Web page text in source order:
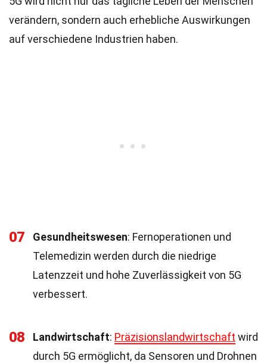
verändern, sondern auch erhebliche Auswirkungen
auf verschiedene Industrien haben.
07 Gesundheitswesen: Fernoperationen und
Telemedizin werden durch die niedrige
Latenzzeit und hohe Zuverlässigkeit von 5G
verbessert.
08 Landwirtschaft: Präzisionslandwirtschaft wird
durch 5G ermöglicht, da Sensoren und Drohnen